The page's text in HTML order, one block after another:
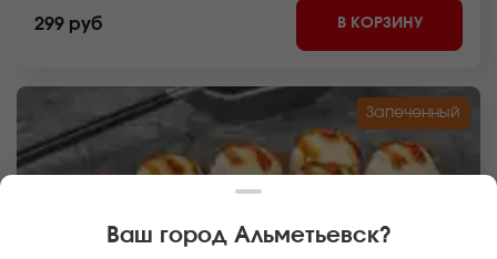
299 руб В КОРЗИНУ
Запеченный
Ваш город Альметьевск?